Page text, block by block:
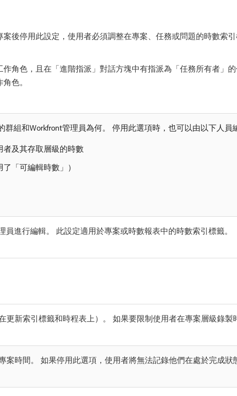
後停用此設定，使用者必須調整在專案、任務或問題的時數索
角色，且在「進階指派」對話方塊中有指派為「任務所有者」
色。
組和Workfront管理員為何。 停用此選項時，也可以由以下人員
及其存取層級的時數
「可編輯時數」）
員進行編輯。 此設定適用於專案或時數報表中的時數索引標籤。
更新索引標籤和時程表上）。 如果要限制使用者在專案層級錄製
案時間。 如果停用此選項，使用者將無法記錄他們在處於完成狀